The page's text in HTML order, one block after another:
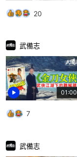
20
01:00
武備志
7
武備志